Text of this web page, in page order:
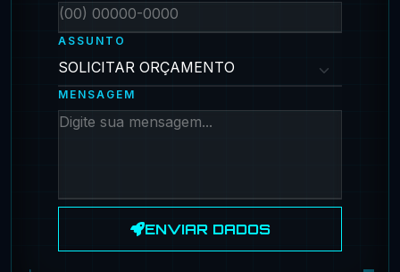
ASSUNTO
MENSAGEM
ENVIAR DADOS